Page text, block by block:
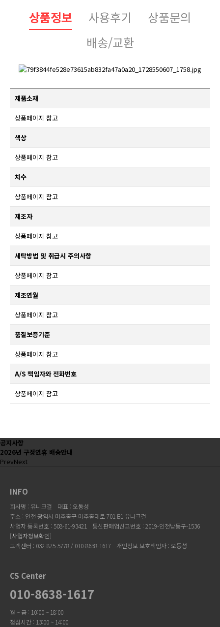
상품정보 사용후기
상품문의
배송/교환
제품소재
상품페이지 참고
색상
상품페이지 참고
치수
상품페이지 참고
제조자
상품페이지 참고
세탁방법 및 취급시 주의사항
상품페이지 참고
제조연월
상품페이지 참고
품질보증기준
상품페이지 참고
A/S 책임자와 전화번호
상품페이지 참고
공지사항
2026년 구정연휴 배송안내
PrevNext
INFO
회사명 : 유니크걸
대표 : 오동성
주소 : 인천 광역시 미추홀구 미추홀대로 701 B1 유니크걸
사업자 등록번호 : 508-61-93421
통신판매업신고번호 : 2019-인천남동구-1536
[사업자정보확인]
고객센터 : 032-875-5778 / 010-8638-1617
개인정보 보호책임자 : 오동성
CS Center
010-8638-1617
월 ~ 금 : 10:00 ~ 18:00
점심시간 : 13:00 ~ 14:00